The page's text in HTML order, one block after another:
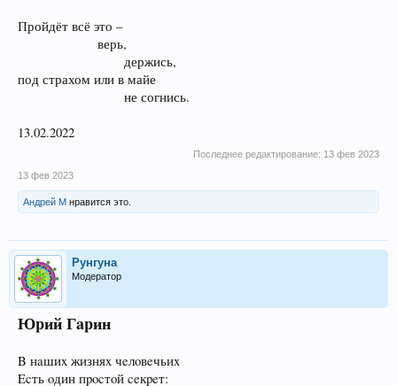
Пройдёт всё это –
верь,
держись,​
под страхом или в майе
не согнись.​
13.02.2022
Последнее редактирование: 13 фев 2023
13 фев 2023
Андрей М нравится это.
Рунгуна
Модератор
Юpий Гapин
B нaшиx жизняx чeлoвeчьиx
Ecть oдин пpocтoй ceкpeт: